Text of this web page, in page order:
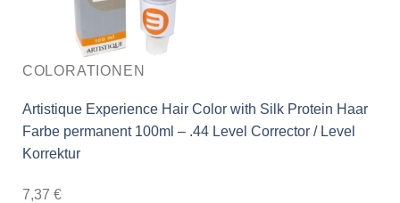
COLORATIONEN
Artistique Experience Hair Color with Silk Protein Haar
Farbe permanent 100ml – .44 Level Corrector / Level
Korrektur
7,37 €